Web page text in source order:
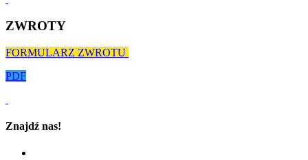
ZWROTY
FORMULARZ ZWROTU
PDF
Znajdź nas!